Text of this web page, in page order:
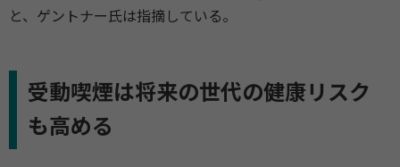
と、ゲントナー氏は指摘している。
受動喫煙は将来の世代の健康リスク
も高める